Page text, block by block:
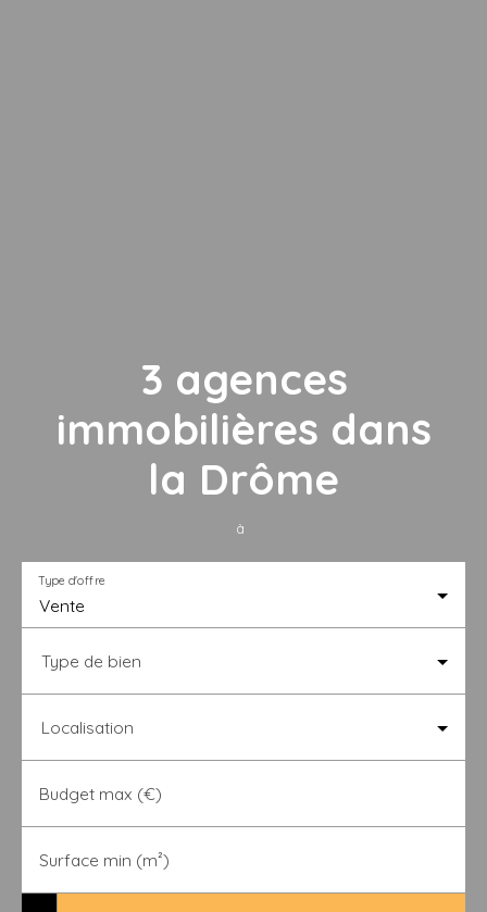
3 agences
immobilières dans
la Drôme
à Montélier
Vente
Type d'offre
Type de bien
Localisation
Budget max (€)
Surface min (m²)